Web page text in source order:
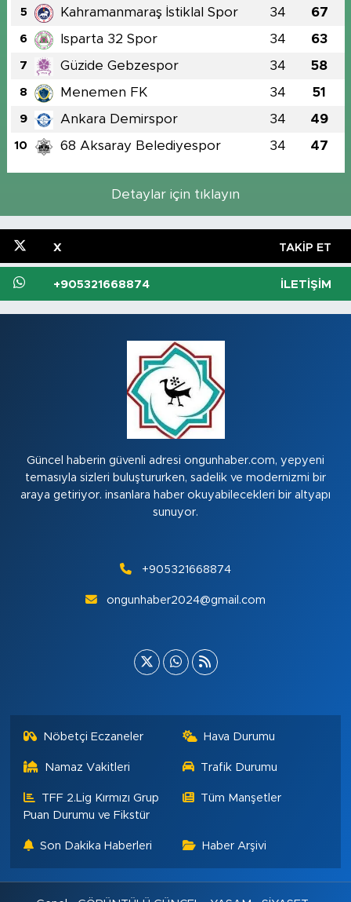
5 Kahramanmaraş İstiklal Spor 34 67
6 Isparta 32 Spor 34 63
7 Güzide Gebzespor 34 58
8 Menemen FK 34 51
9 Ankara Demirspor 34 49
10 68 Aksaray Belediyespor 34 47
Detaylar için tıklayın
X TAKIP ET
+905321668874 İLETIŞIM
Güncel haberin güvenli adresi ongunhaber.com, yepyeni
temasıyla sizleri buluştururken, sadelik ve modernizmi bir
araya getiriyor. insanlara haber okuyabilecekleri bir altyapı
sunuyor.
+905321668874
ongunhaber2024@gmail.com
Nöbetçi Eczaneler Hava Durumu
Namaz Vakitleri Trafik Durumu
TFF 2.Lig Kırmızı Grup
Puan Durumu ve Fikstür
Tüm Manşetler
Son Dakika Haberleri Haber Arşivi